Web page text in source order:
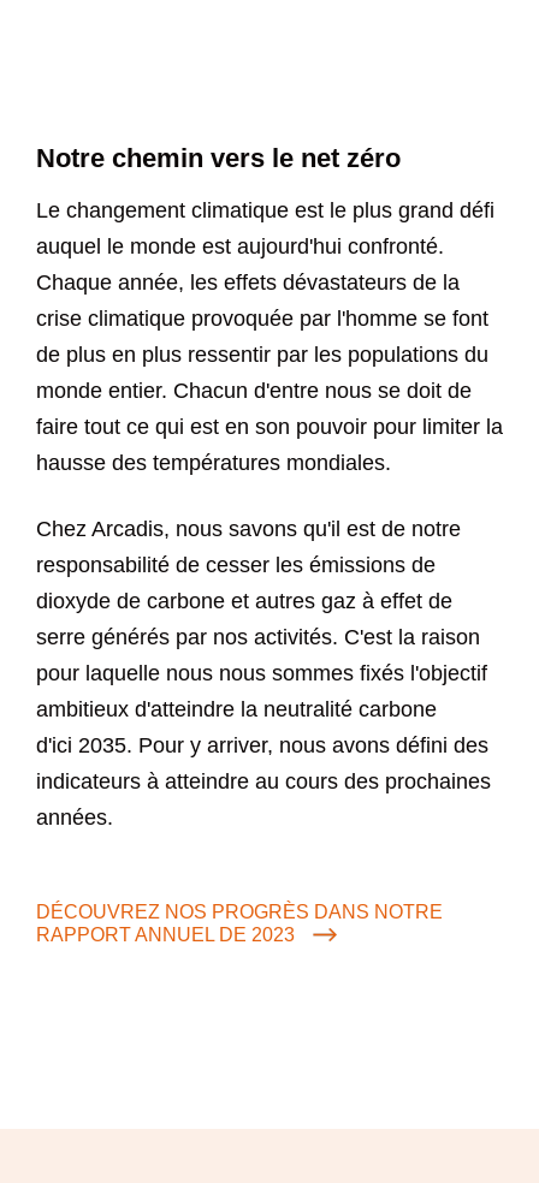
Notre chemin vers le net zéro
Le changement climatique est le plus grand défi
auquel le monde est aujourd'hui confronté.
Chaque année, les effets dévastateurs de la
crise climatique provoquée par l'homme se font
de plus en plus ressentir par les populations du
monde entier. Chacun d'entre nous se doit de
faire tout ce qui est en son pouvoir pour limiter la
hausse des températures mondiales.
Chez Arcadis, nous savons qu'il est de notre
responsabilité de cesser les émissions de
dioxyde de carbone et autres gaz à effet de
serre générés par nos activités. C'est la raison
pour laquelle nous nous sommes fixés l'objectif
ambitieux d'atteindre la neutralité carbone
d'ici 2035. Pour y arriver, nous avons défini des
indicateurs à atteindre au cours des prochaines
années.
DÉCOUVREZ NOS PROGRÈS DANS NOTRE
RAPPORT ANNUEL DE 2023